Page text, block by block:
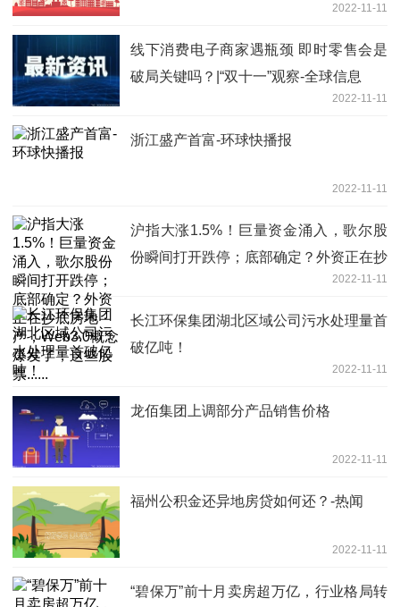
2022-11-11
线下消费电子商家遇瓶颈 即时零售会是
破局关键吗？|“双十一”观察-全球信息
2022-11-11
浙江盛产首富-环球快播报
2022-11-11
沪指大涨1.5%！巨量资金涌入，歌尔股
份瞬间打开跌停；底部确定？外资正在抄
底房地产；Web3.0概念爆发了，这些股
票......
2022-11-11
长江环保集团湖北区域公司污水处理量首
破亿吨！
2022-11-11
龙佰集团上调部分产品销售价格
2022-11-11
福州公积金还异地房贷如何还？-热闻
2022-11-11
“碧保万”前十月卖房超万亿，行业格局转